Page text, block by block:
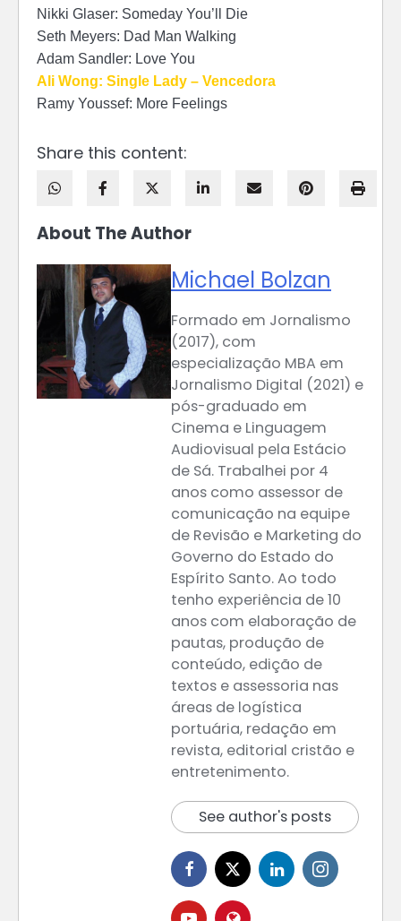
Nikki Glaser: Someday You’ll Die
Seth Meyers: Dad Man Walking
Adam Sandler: Love You
Ali Wong: Single Lady – Vencedora
Ramy Youssef: More Feelings
Share this content:
About The Author
Michael Bolzan
Formado em Jornalismo
(2017), com
especialização MBA em
Jornalismo Digital (2021) e
pós-graduado em
Cinema e Linguagem
Audiovisual pela Estácio
de Sá. Trabalhei por 4
anos como assessor de
comunicação na equipe
de Revisão e Marketing do
Governo do Estado do
Espírito Santo. Ao todo
tenho experiência de 10
anos com elaboração de
pautas, produção de
conteúdo, edição de
textos e assessoria nas
áreas de logística
portuária, redação em
revista, editorial cristão e
entretenimento.
See author's posts